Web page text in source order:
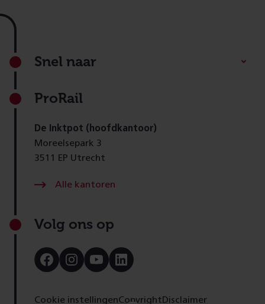
Footer
Snel naar
ProRail
De Inktpot (hoofdkantoor)
Moreelsepark 3
3511 EP Utrecht
Alle kantoren
Volg ons op
Bezoek
onze
Bezoek
onze
Bezoek
onze
Bezoek
onze
Cookie instellingenCopyright Disclaimer